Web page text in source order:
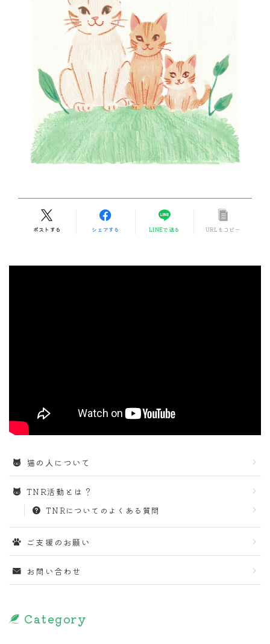
ポストする シェアする LINEで送る URLをコピー
猫の人について
TNR活動とは？
TNRについてのよくある質問
ご支援のお願い
お問い合わせ
Category